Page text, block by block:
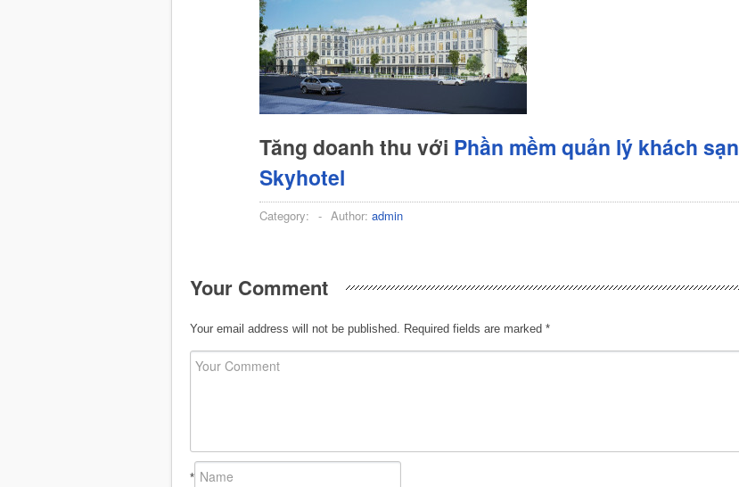
Tăng doanh thu với Phần mềm quản lý khách sạn
Skyhotel
Category: - Author: admin
Your Comment
Your email address will not be published. Required fields are marked *
*